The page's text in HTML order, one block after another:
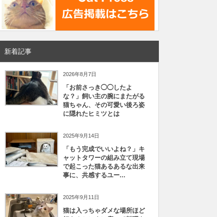
新着記事
2026年8月7日
「お前さっき◯◯したよ
な？」飼い主の腕にまたがる
猫ちゃん、その可愛い後ろ姿
に隠れたヒミツとは
2025年9月14日
「もう完成でいいよね？」キ
ャットタワーの組み立て現場
で起こった猫あるあるな出来
事に、共感するユー...
2025年9月11日
猫は入っちゃダメな場所ほど